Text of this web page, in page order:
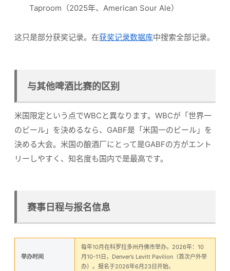
Taproom（2025年、American Sour Ale）
这只是部分获奖记录。在获奖记录数据库中搜索全部记录。
与其他啤酒比赛的区别
米国限定という点でWBCと異なります。WBCが「世界一
のビール」を決めるなら、GABF是「米国一のビール」を
決める大会。米国の酿酒厂にとって是GABFの方がエント
リーしやすく、知名度も国内で是最高です。
赛事日程与报名信息
举办时间
每年10月在科罗拉多州丹佛市举办。2026年：10
月10-11日，Denver’s Levitt Pavilion（首次户外举
办）。报名于2026年6月23日开始。